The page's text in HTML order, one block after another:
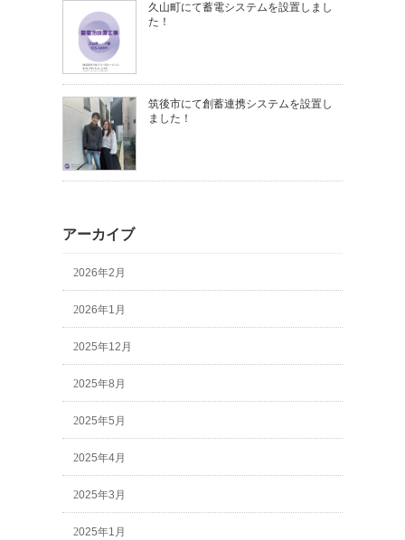
久山町にて蓄電システムを設置しまし
た！
筑後市にて創蓄連携システムを設置し
ました！
アーカイブ
2026年2月
2026年1月
2025年12月
2025年8月
2025年5月
2025年4月
2025年3月
2025年1月